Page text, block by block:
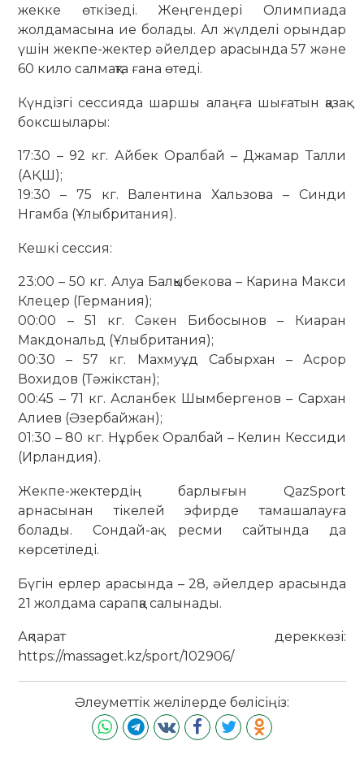
жекке өткізеді. Жеңгендері Олимпиада
жолдамасына ие болады. Ал жүлделі орындар
үшін жекпе-жектер әйелдер арасында 57 және
60 кило салмақта ғана өтеді.
Күндізгі сессияда шаршы алаңға шығатын қазақ
боксшылары:
17:30 – 92 кг. Айбек Оралбай – Джамар Талли
(АҚШ);
19:30 – 75 кг. Валентина Хальзова – Синди
Нгамба (Ұлыбритания).
Кешкі сессия:
23:00 – 50 кг. Алуа Балқыбекова – Карина Макси
Клецер (Германия);
00:00 – 51 кг. Сәкен Бибосынов – Киаран
Макдональд (Ұлыбритания);
00:30 – 57 кг. Махмуұд Сабырхан – Асрор
Вохидов (Тәжікстан);
00:45 – 71 кг. Асланбек Шымбергенов – Сархан
Алиев (Әзербайжан);
01:30 – 80 кг. Нұрбек Оралбай – Келин Кессиди
(Ирландия).
Жекпе-жектердің барлығын QazSport
арнасынан тікелей эфирде тамашалауға
болады. Сондай-ақ ресми сайтында да
көрсетіледі.
Бүгін ерлер арасында – 28, әйелдер арасында
21 жолдама сарапқа салынады.
Ақпарат дереккөзі:
https://massaget.kz/sport/102906/
Әлеуметтік желілерде бөлісіңіз: